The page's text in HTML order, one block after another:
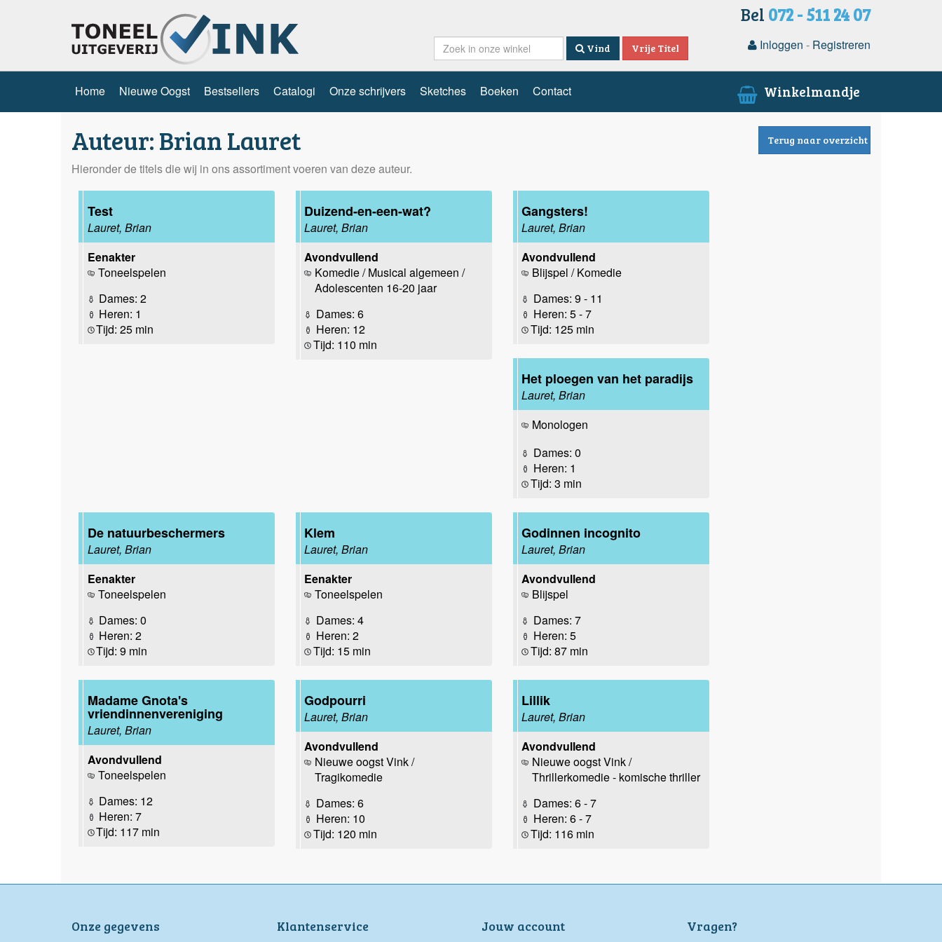
Bel 072 - 511 24 07
Vind Vrije Titel Inloggen - Registreren
Home Nieuwe Oogst Bestsellers Catalogi Onze schrijvers Sketches Boeken Contact Winkelmandje
Auteur: Brian Lauret Terug naar overzicht
Hieronder de titels die wij in ons assortiment voeren van deze auteur.
Test
Lauret, Brian
Eenakter
Toneelspelen
Dames: 2
Heren: 1
Tijd: 25 min
Duizend-en-een-wat?
Lauret, Brian
Avondvullend
Komedie / Musical algemeen /
Adolescenten 16-20 jaar
Dames: 6
Heren: 12
Tijd: 110 min
Gangsters!
Lauret, Brian
Avondvullend
Blijspel / Komedie
Dames: 9 - 11
Heren: 5 - 7
Tijd: 125 min
Het ploegen van het paradijs
Lauret, Brian
Monologen
Dames: 0
Heren: 1
Tijd: 3 min
De natuurbeschermers
Lauret, Brian
Eenakter
Toneelspelen
Dames: 0
Heren: 2
Tijd: 9 min
Klem
Lauret, Brian
Eenakter
Toneelspelen
Dames: 4
Heren: 2
Tijd: 15 min
Godinnen incognito
Lauret, Brian
Avondvullend
Blijspel
Dames: 7
Heren: 5
Tijd: 87 min
Madame Gnota's
vriendinnenvereniging
Lauret, Brian
Avondvullend
Toneelspelen
Dames: 12
Heren: 7
Tijd: 117 min
Godpourri
Lauret, Brian
Avondvullend
Nieuwe oogst Vink /
Tragikomedie
Dames: 6
Heren: 10
Tijd: 120 min
Lillik
Lauret, Brian
Avondvullend
Nieuwe oogst Vink /
Thrillerkomedie - komische thriller
Dames: 6 - 7
Heren: 6 - 7
Tijd: 116 min
Onze gegevens Klantenservice Jouw account Vragen?